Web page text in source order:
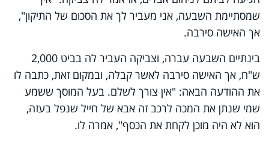
שמסתיימת השבעה, אני מעביר לך את הסכום של התיקון",
אך האישה סירבה.
בינתיים השבעה עברה, וצביקה העביר לה בביט 2,000
ש"ח, אך האישה סירבה לאשר קבלה, ובמקום זאת, כתבה לו
את ההודעה הבאה: "אין צורך לשלם. בעל המוסך ששמע
שמי שנתן את המכה לרכב זה אבא של חייל שנפל בעזה,
הוא לא היה מוכן לקחת את הכסף", אמרה לו.